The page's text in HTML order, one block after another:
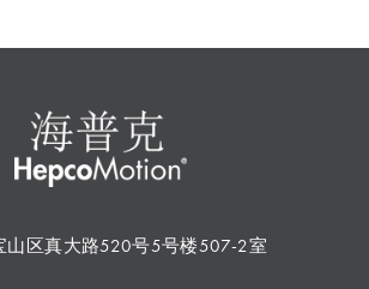
山区真大路520号5号楼507-2室